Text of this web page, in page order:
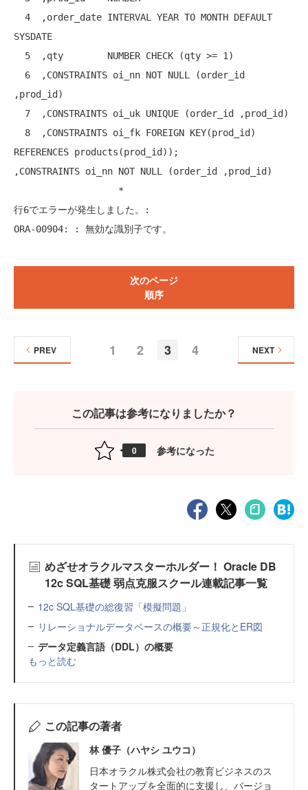
SYSDATE
,prod_id)
REFERENCES products(prod_id));
,CONSTRAINTS oi_nn NOT NULL (order_id ,prod_id)
行6でエラーが発生しました。:
ORA-00904: : 無効な識別子です。
次のページ
順序
1 2 3 4
PREV NEXT
この記事は参考になりましたか？
0 参考になった
めざせオラクルマスターホルダー！ Oracle DB
12c SQL基礎 弱点克服スクール連載記事一覧
12c SQL基礎の総復習「模擬問題」
リレーショナルデータベースの概要～正規化とER図
データ定義言語（DDL）の概要
もっと読む
この記事の著者
林 優子（ハヤシ ユウコ）
日本オラクル株式会社の教育ビジネスのス
タートアップを全面的に支援し、バージョ